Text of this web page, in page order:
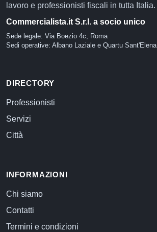
lavoro e professionisti fiscali in tutta Italia.
Commercialista.it S.r.l. a socio unico
Sede legale: Via Boezio 4c, Roma
Sedi operative: Albano Laziale e Quartu Sant'Elena
DIRECTORY
Professionisti
Servizi
Città
INFORMAZIONI
Chi siamo
Contatti
Termini e condizioni